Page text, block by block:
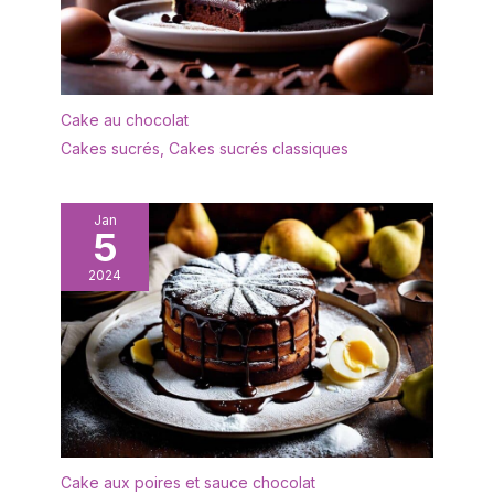
PROFESIONNEL DE
VAISSELLE COUVERT ★
vancasso fournit des
accessoires de cuisine
et vaisselles en
des différents styles,
pour satisfaire la
diversité des demandes
Cake au chocolat
Cakes sucrés Cakes sucrés classiques
Jan
5
2024
Cake aux poires et sauce chocolat